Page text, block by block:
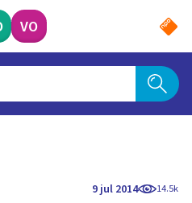
VO
9 jul 2014 14.5k